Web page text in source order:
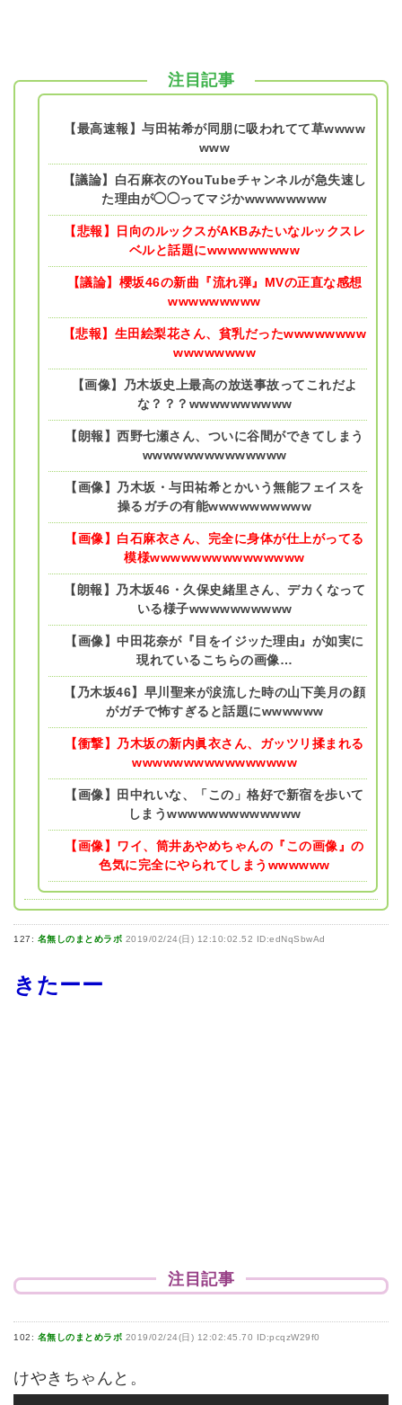
注目記事
【最高速報】与田祐希が同朋に吸われてて草wwww
www
【議論】白石麻衣のYouTubeチャンネルが急失速し
た理由が◯◯ってマジかwwwwwwww
【悲報】日向のルックスがAKBみたいなルックスレ
ベルと話題にwwwwwwwww
【議論】櫻坂46の新曲『流れ弾』MVの正直な感想
wwwwwwwww
【悲報】生田絵梨花さん、貧乳だったwwwwwwww
wwwwwwww
【画像】乃木坂史上最高の放送事故ってこれだよ
な？？？wwwwwwwwww
【朗報】西野七瀬さん、ついに谷間ができてしまう
wwwwwwwwwwwwww
【画像】乃木坂・与田祐希とかいう無能フェイスを
操るガチの有能wwwwwwwwww
【画像】白石麻衣さん、完全に身体が仕上がってる
模様wwwwwwwwwwwwwww
【朗報】乃木坂46・久保史緒里さん、デカくなって
いる様子wwwwwwwwww
【画像】中田花奈が『目をイジッた理由』が如実に
現れているこちらの画像…
【乃木坂46】早川聖来が涙流した時の山下美月の顔
がガチで怖すぎると話題にwwwwww
【衝撃】乃木坂の新内眞衣さん、ガッツリ揉まれる
wwwwwwwwwwwwwwww
【画像】田中れいな、「この」格好で新宿を歩いて
しまうwwwwwwwwwwwww
【画像】ワイ、筒井あやめちゃんの『この画像』の
色気に完全にやられてしまうwwwwww
127: 名無しのまとめラボ 2019/02/24(日) 12:10:02.52 ID:edNqSbwAd
きたーー
注目記事
102: 名無しのまとめラボ 2019/02/24(日) 12:02:45.70 ID:pcqzW29f0
けやきちゃんと。